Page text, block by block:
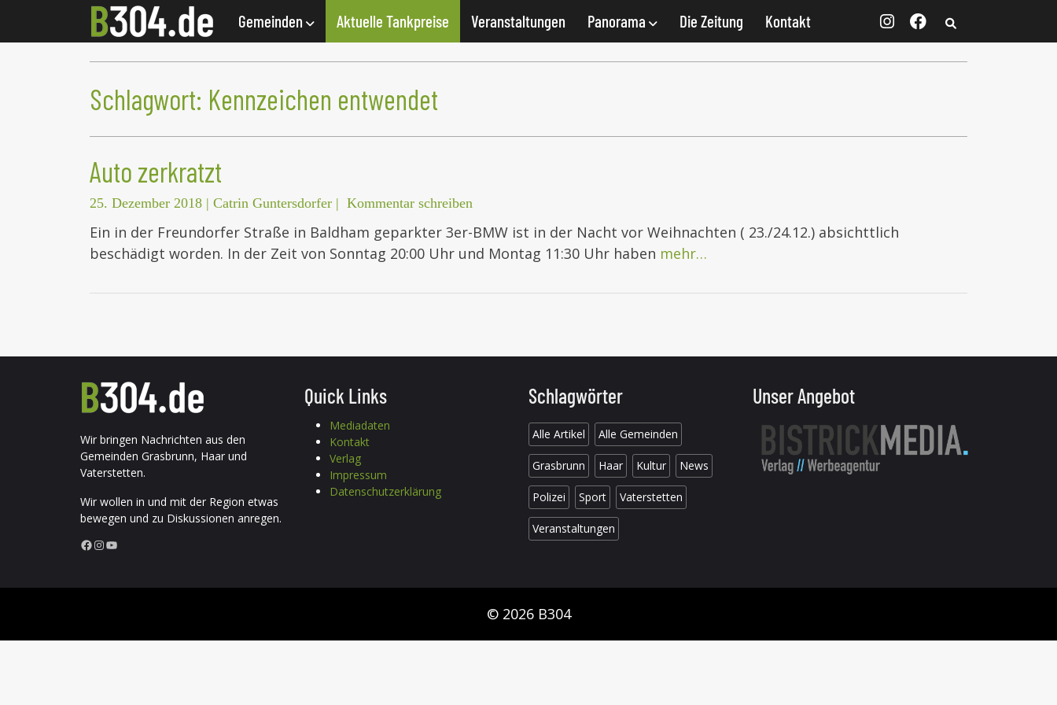
Gemeinden Aktuelle Tankpreise Veranstaltungen Panorama Die Zeitung Kontakt
Schlagwort: Kennzeichen entwendet
Auto zerkratzt
25. Dezember 2018 | Catrin Guntersdorfer | Kommentar schreiben
Ein in der Freundorfer Straße in Baldham geparkter 3er-BMW ist in der Nacht vor Weihnachten ( 23./24.12.) absichttlich
beschädigt worden. In der Zeit von Sonntag 20:00 Uhr und Montag 11:30 Uhr haben mehr…
Wir bringen Nachrichten aus den
Gemeinden Grasbrunn, Haar und
Vaterstetten.
Wir wollen in und mit der Region etwas
bewegen und zu Diskussionen anregen.
Facebook InstagramYouTube
Quick Links
Mediadaten
Kontakt
Verlag
Impressum
Datenschutzerklärung
Schlagwörter
Alle Artikel Alle Gemeinden
Grasbrunn Haar Kultur News
Polizei Sport Vaterstetten
Veranstaltungen
Unser Angebot
© 2026 B304